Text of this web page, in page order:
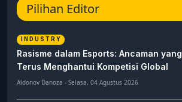
Pilihan Editor
INDUSTRY
Rasisme dalam Esports: Ancaman yang
Terus Menghantui Kompetisi Global
Aldonov Danoza - Selasa, 04 Agustus 2026